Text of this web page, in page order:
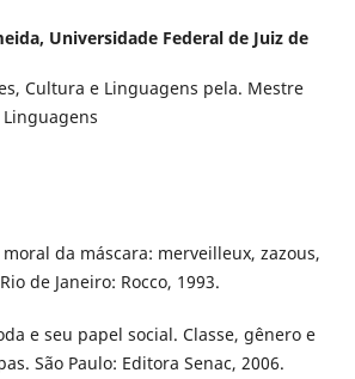
Universidade Federal de Juiz de
Cultura e Linguagens pela. Mestre
moral da máscara: merveilleux, zazous,
de Janeiro: Rocco, 1993.
e seu papel social. Classe, gênero e
São Paulo: Editora Senac, 2006.